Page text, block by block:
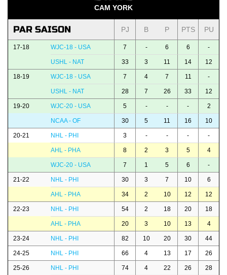
CAM YORK
PAR SAISON PJ B P PTS PU
17-18 WJC-18 - USA 7 - 6 6 -
USHL - NAT 33 3 11 14 12
18-19 WJC-18 - USA 7 4 7 11 -
USHL - NAT 28 7 26 33 12
19-20 WJC-20 - USA 5 - - - 2
NCAA - OF 30 5 11 16 10
20-21 NHL - PHI 3 - - - -
AHL - PHA 8 2 3 5 4
WJC-20 - USA 7 1 5 6 -
21-22 NHL - PHI 30 3 7 10 6
AHL - PHA 34 2 10 12 12
22-23 NHL - PHI 54 2 18 20 18
AHL - PHA 20 3 10 13 4
23-24 NHL - PHI 82 10 20 30 44
24-25 NHL - PHI 66 4 13 17 26
25-26 NHL - PHI 74 4 22 26 28